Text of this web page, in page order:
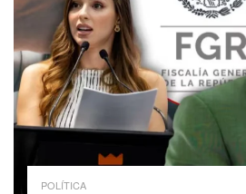
POLÍTICA